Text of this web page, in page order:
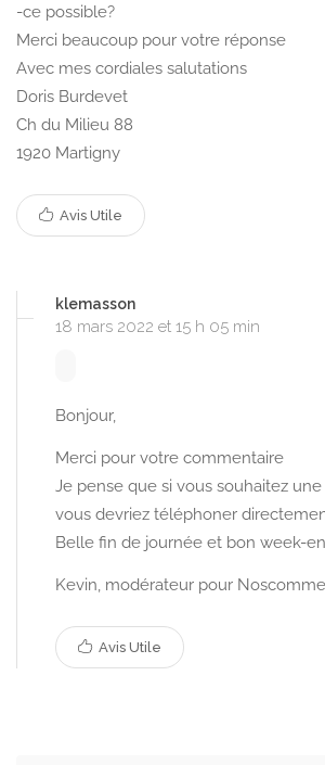
-ce possible?
Merci beaucoup pour votre réponse
Avec mes cordiales salutations
Doris Burdevet
Ch du Milieu 88
1920 Martigny
Avis Utile
klemasson
18 mars 2022 et 15 h 05 min
Bonjour,
Merci pour votre commentaire
Je pense que si vous souhaitez
vous devriez téléphoner
Belle fin de journée et bon week-
Kevin, modérateur pour
Avis Utile